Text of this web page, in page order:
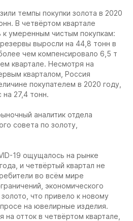
темпы покупки золота в 2020
В четвёртом квартале
к умеренным чистым покупкам:
выросли на 44,8 тонн в
чем компенсировало 6,5 т
квартале. Несмотря на
кварталом, Россия
покупателем в 2020 году,
на 27,4 тонн.
аналитик отдела
совета по золоту,
19 ощущалось на рынке
и четвёртый квартал не
во всём мире
экономического
что привело к новому
на ювелирные изделия.
отток в четвёртом квартале,